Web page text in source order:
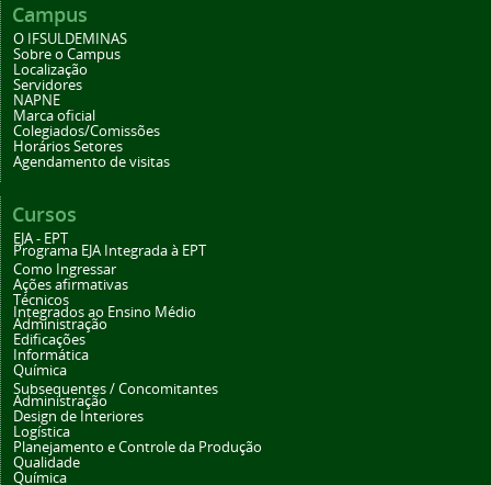
Campus
O IFSULDEMINAS
Sobre o Campus
Localização
Servidores
NAPNE
Marca oficial
Colegiados/Comissões
Horários Setores
Agendamento de visitas
Cursos
EJA - EPT
Programa EJA Integrada à EPT
Como Ingressar
Ações afirmativas
Técnicos
Integrados ao Ensino Médio
Administração
Edificações
Informática
Química
Subsequentes / Concomitantes
Administração
Design de Interiores
Logística
Planejamento e Controle da Produção
Qualidade
Química